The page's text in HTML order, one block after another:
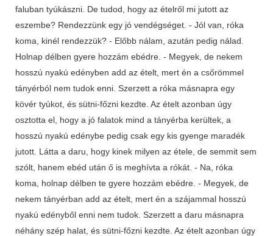
faluban tyúkászni. De tudod, hogy az ételről mi jutott az
eszembe? Rendezzünk egy jó vendégséget. - Jól van, róka
koma, kinél rendezzük? - Előbb nálam, azután pedig nálad.
Holnap délben gyere hozzám ebédre. - Megyek, de nekem
hosszú nyakú edényben add az ételt, mert én a csőrömmel
tányérból nem tudok enni. Szerzett a róka másnapra egy
kövér tyúkot, és sütni-főzni kezdte. Az ételt azonban úgy
osztotta el, hogy a jó falatok mind a tányérba kerültek, a
hosszú nyakú edénybe pedig csak egy kis gyenge maradék
jutott. Látta a daru, hogy kinek milyen az étele, de semmit sem
szólt, hanem ebéd után ő is meghívta a rókát. - Na, róka
koma, holnap délben te gyere hozzám ebédre. - Megyek, de
nekem tányérban add az ételt, mert én a szájammal hosszú
nyakú edényből enni nem tudok. Szerzett a daru másnapra
néhány szép halat, és sütni-főzni kezdte. Az ételt azonban úgy